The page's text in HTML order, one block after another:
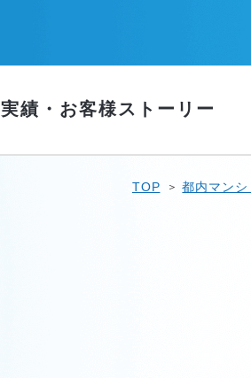
実績・お客様ストーリー
TOP 都内マンシ